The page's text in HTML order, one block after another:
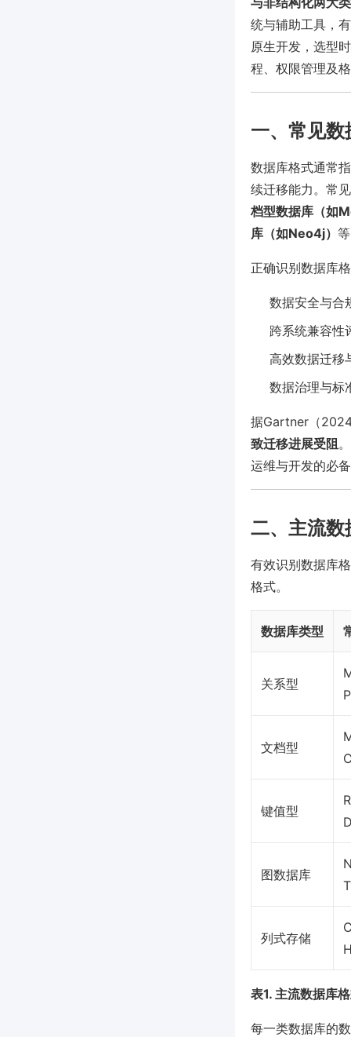
统与辅助工具，
原生开发，选型
程、权限管理及
一、常见
数据库格式通常
续迁移能力。常
档型数据库（如
库（如Neo4j）
正确识别数据库
数据安全与合
跨系统兼容性
高效数据迁移
数据治理与标
据Gartner（
致迁移进展受阻
运维与开发的必
二、主流数
有效识别数据库
格式。
数据库类型
关系型
文档型
键值型
图数据库
列式存储
表1. 主流数据库
每一类数据库的